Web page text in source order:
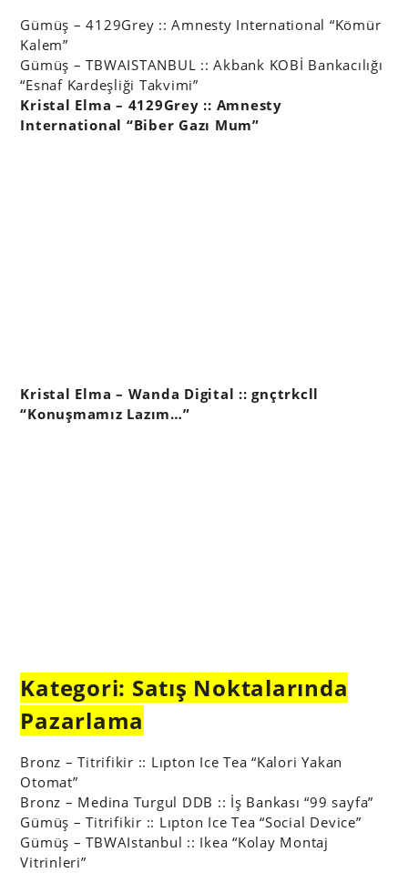
Gümüş – 4129Grey :: Amnesty International “Kömür
Kalem”
Gümüş – TBWAISTANBUL :: Akbank KOBİ Bankacılığı
“Esnaf Kardeşliği Takvimi”
Kristal Elma – 4129Grey :: Amnesty
International “Biber Gazı Mum”
Kristal Elma – Wanda Digital :: gnçtrkcll
“Konuşmamız Lazım…”
Kategori: Satış Noktalarında
Pazarlama
Bronz – Titrifikir :: Lıpton Ice Tea “Kalori Yakan
Otomat”
Bronz – Medina Turgul DDB :: İş Bankası “99 sayfa”
Gümüş – Titrifikir :: Lıpton Ice Tea “Social Device”
Gümüş – TBWAIstanbul :: Ikea “Kolay Montaj
Vitrinleri”